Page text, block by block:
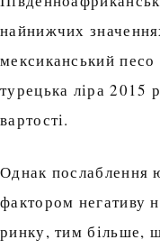
найнижчих
мексиканський
турецька ліра 2015
вартості.
Однак послаблення
фактором негативу
ринку, тим більше,